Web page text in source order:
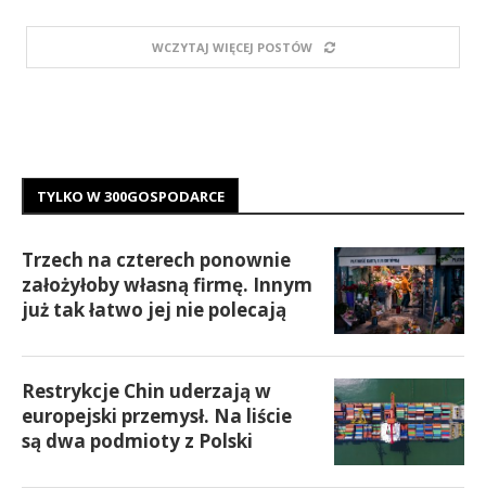
WCZYTAJ WIĘCEJ POSTÓW
TYLKO W 300GOSPODARCE
Trzech na czterech ponownie
założyłoby własną firmę. Innym
już tak łatwo jej nie polecają
Restrykcje Chin uderzają w
europejski przemysł. Na liście
są dwa podmioty z Polski